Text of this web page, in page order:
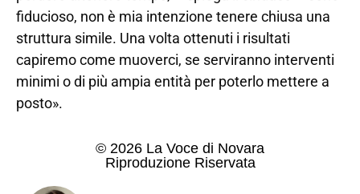
fiducioso, non è mia intenzione tenere chiusa una
struttura simile. Una volta ottenuti i risultati
capiremo come muoverci, se serviranno interventi
minimi o di più ampia entità per poterlo mettere a
posto».
© 2026 La Voce di Novara
Riproduzione Riservata